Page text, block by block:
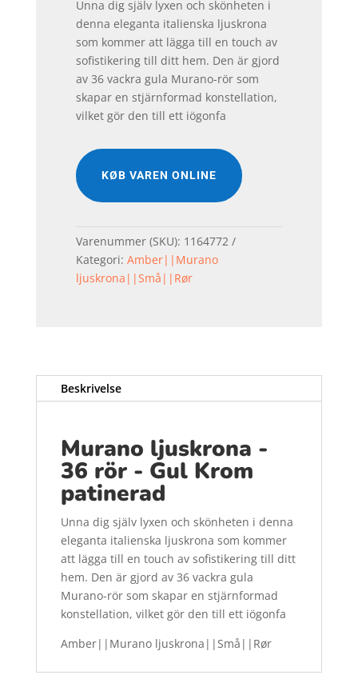
Unna dig själv lyxen och skönheten i
denna eleganta italienska ljuskrona
som kommer att lägga till en touch av
sofistikering till ditt hem. Den är gjord
av 36 vackra gula Murano-rör som
skapar en stjärnformad konstellation,
vilket gör den till ett iögonfa
KØB VAREN ONLINE
Varenummer (SKU): 1164772
Kategori: Amber||Murano
ljuskrona||Små||Rør
Beskrivelse
Murano ljuskrona -
36 rör - Gul Krom
patinerad
Unna dig själv lyxen och skönheten i denna
eleganta italienska ljuskrona som kommer
att lägga till en touch av sofistikering till ditt
hem. Den är gjord av 36 vackra gula
Murano-rör som skapar en stjärnformad
konstellation, vilket gör den till ett iögonfa
Amber||Murano ljuskrona||Små||Rør